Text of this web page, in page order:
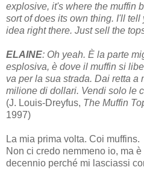
explosive, it's where the muffin
sort of does its own thing. I'll
idea right there. Just sell the
ELAINE: Oh yeah. È la parte
esplosiva, è dove il muffin si
va per la sua strada. Dai retta a
milione di dollari. Vendi solo le
(J. Louis-Dreyfus, The Muffin
1997)
La mia prima volta. Coi muffins.
Non ci credo nemmeno io, ma
decennio perché mi lasciassi